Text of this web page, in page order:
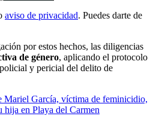
aviso de privacidad. Puedes darte de
por estos hechos, las diligencias
de género, aplicando el protocolo
y pericial del delito de
Mariel García, víctima de feminicidio,
hija en Playa del Carmen